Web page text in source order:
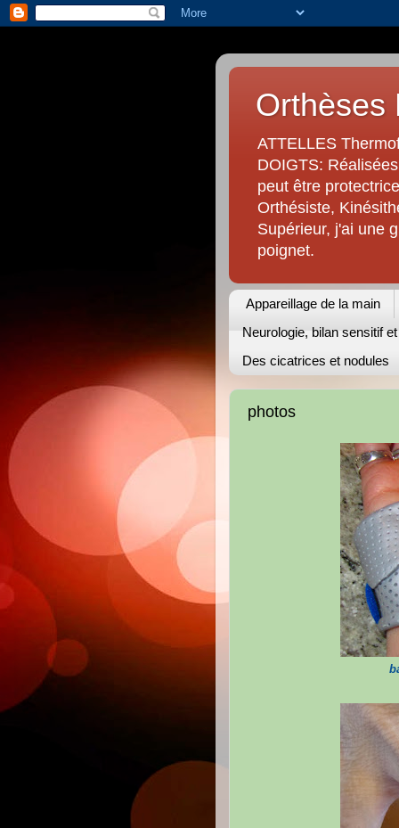
Orthèses
ATTELLES
DOIGTS:
peut être
Orthésiste,
Supérieur, j'ai une
poignet.
Appareillage de la main
Neurologie, bilan sensitif
Des cicatrices et nodules
photos